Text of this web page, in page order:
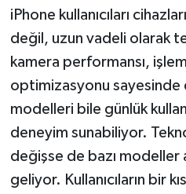
iPhone kullanıcıları
değil, uzun vadeli olarak
kamera performansı,
optimizasyonu sayesinde
modelleri bile günlük
deneyim sunabiliyor.
değişse de bazı modeller
geliyor. Kullanıcıların bir